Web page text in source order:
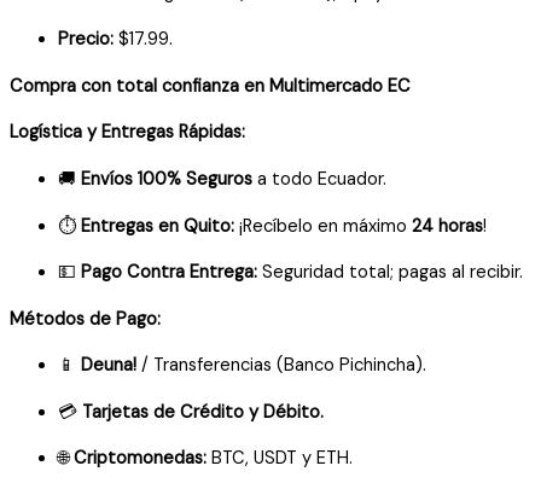
Precio: $17.99.
Compra con total confianza en Multimercado EC
Logística y Entregas Rápidas:
🚚 Envíos 100% Seguros a todo Ecuador.
⏱️ Entregas en Quito: ¡Recíbelo en máximo 24 horas!
💵 Pago Contra Entrega: Seguridad total; pagas al recibir.
Métodos de Pago:
📱 Deuna! / Transferencias (Banco Pichincha).
💳 Tarjetas de Crédito y Débito.
🌐Criptomonedas: BTC, USDT y ETH.